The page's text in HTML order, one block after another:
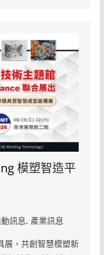
模塑智造平
訊息, 產業訊息
展，共創智慧模塑新